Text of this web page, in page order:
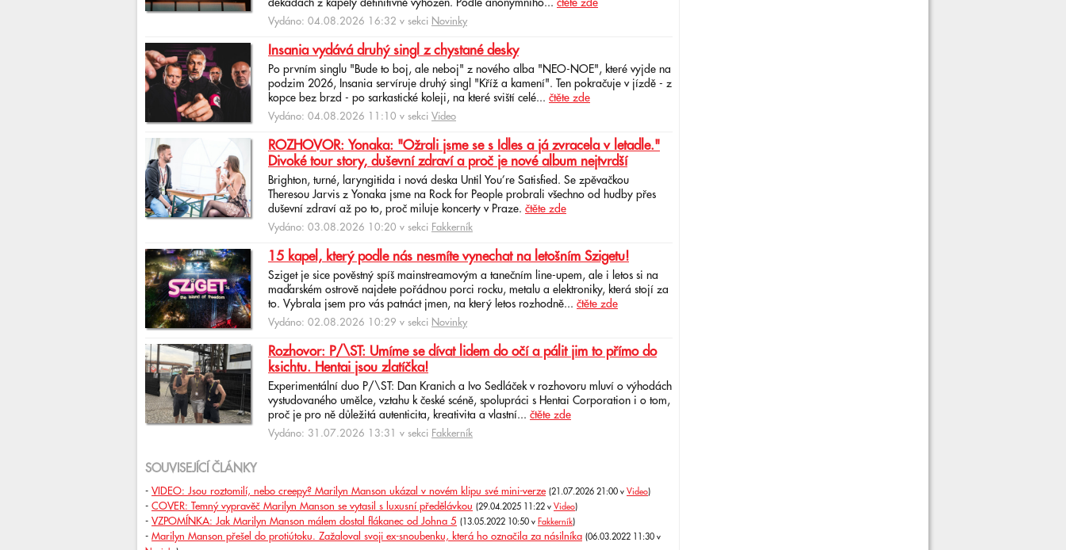
dekádách z kapely definitivně vyhozen. Podle anonymního... čtěte zde
Vydáno: 04.08.2026 16:32 v sekci Novinky
Insania vydává druhý singl z chystané desky
Po prvním singlu "Bude to boj, ale neboj" z nového alba "NEO-NOE", které vyjde na
podzim 2026, Insania servíruje druhý singl "Kříž a kamení". Ten pokračuje v jízdě - z
kopce bez brzd - po sarkastické koleji, na které sviští celé... čtěte zde
Vydáno: 04.08.2026 11:10 v sekci Video
ROZHOVOR: Yonaka: "Ožrali jsme se s Idles a já zvracela v letadle."
Divoké tour story, duševní zdraví a proč je nové album nejtvrdší
Brighton, turné, laryngitida i nová deska Until You’re Satisfied. Se zpěvačkou
Theresou Jarvis z Yonaka jsme na Rock for People probrali všechno od hudby přes
duševní zdraví až po to, proč miluje koncerty v Praze. čtěte zde
Vydáno: 03.08.2026 10:20 v sekci Fakkerník
15 kapel, který podle nás nesmíte vynechat na letošním Szigetu!
Sziget je sice pověstný spíš mainstreamovým a tanečním line-upem, ale i letos si na
maďarském ostrově najdete pořádnou porci rocku, metalu a elektroniky, která stojí za
to. Vybrala jsem pro vás patnáct jmen, na který letos rozhodně... čtěte zde
Vydáno: 02.08.2026 10:29 v sekci Novinky
Rozhovor: P/\ST: Umíme se dívat lidem do očí a pálit jim to přímo do
ksichtu. Hentai jsou zlatíčka!
Experimentální duo P/\ST: Dan Kranich a Ivo Sedláček v rozhovoru mluví o výhodách
vystudovaného umělce, vztahu k české scéně, spolupráci s Hentai Corporation i o tom,
proč je pro ně důležitá autenticita, kreativita a vlastní... čtěte zde
Vydáno: 31.07.2026 13:31 v sekci Fakkerník
SOUVISEJÍCÍ ČLÁNKY
- VIDEO: Jsou roztomilí, nebo creepy? Marilyn Manson ukázal v novém klipu své mini-verze (21.07.2026 21:00 v Video)
- COVER: Temný vypravěč Marilyn Manson se vytasil s luxusní předělávkou (29.04.2025 11:22 v Video)
- VZPOMÍNKA: Jak Marilyn Manson málem dostal flákanec od Johna 5 (13.05.2022 10:50 v Fakkerník)
- Marilyn Manson přešel do protiútoku. Zažaloval svoji ex-snoubenku, která ho označila za násilníka (06.03.2022 11:30 v